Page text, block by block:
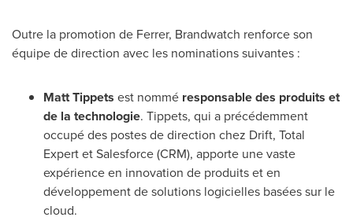
Outre la promotion de Ferrer, Brandwatch renforce son
équipe de direction avec les nominations suivantes :
Matt Tippets est nommé responsable des produits et
de la technologie. Tippets, qui a précédemment
occupé des postes de direction chez Drift, Total
Expert et Salesforce (CRM), apporte une vaste
expérience en innovation de produits et en
développement de solutions logicielles basées sur le
cloud.